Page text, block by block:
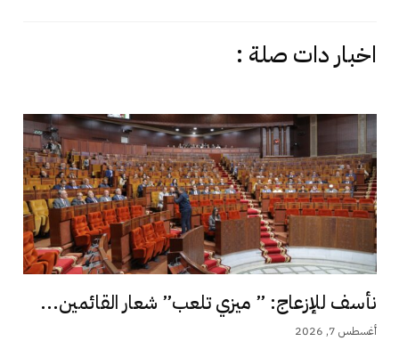
اخبار دات صلة :
نأسف للإزعاج: ” ميزي تلعب” شعار القائمين...
أغسطس 7, 2026